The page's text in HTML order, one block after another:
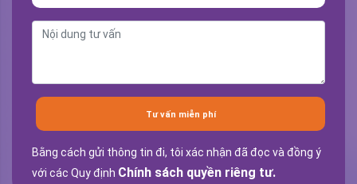
Tư vấn miễn phí
Bằng cách gửi thông tin đi, tôi xác nhận đã đọc và đồng ý
với các Quy định Chính sách quyền riêng tư.